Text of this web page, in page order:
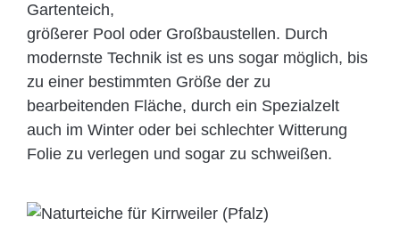
Gartenteich,
größerer Pool oder Großbaustellen. Durch
modernste Technik ist es uns sogar möglich, bis
zu einer bestimmten Größe der zu
bearbeitenden Fläche, durch ein Spezi­alzelt
auch im Winter oder bei schlechter Witterung
Folie zu verlegen und sogar zu schweißen.